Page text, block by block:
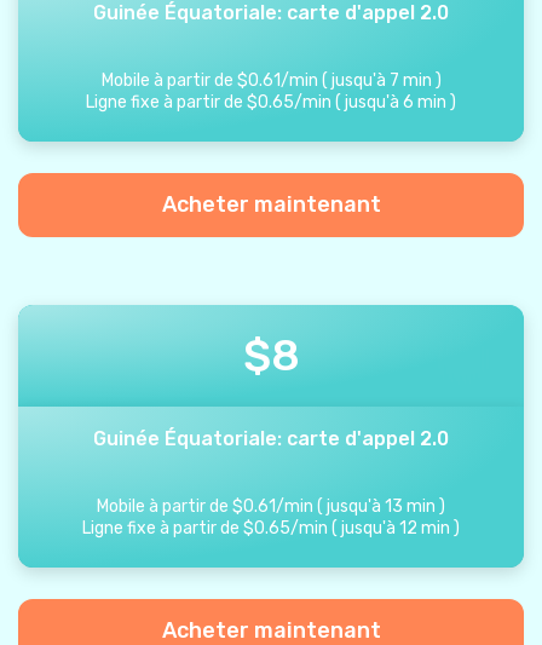
Guinée Équatoriale: carte d'appel 2.0
Mobile à partir de $0.61/min ( jusqu'à 7 min )
Ligne fixe à partir de $0.65/min ( jusqu'à 6 min )
Acheter maintenant
$8
Guinée Équatoriale: carte d'appel 2.0
Mobile à partir de $0.61/min ( jusqu'à 13 min )
Ligne fixe à partir de $0.65/min ( jusqu'à 12 min )
Acheter maintenant